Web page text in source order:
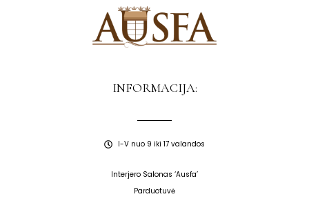
INFORMACIJA:
I-V nuo 9 iki 17 valandos
Interjero Salonas ‘Ausfa’
Parduotuvė